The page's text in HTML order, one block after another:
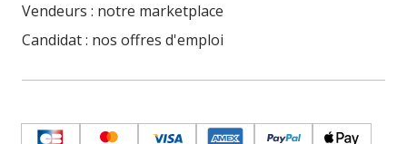
Vendeurs : notre marketplace
Candidat : nos offres d'emploi